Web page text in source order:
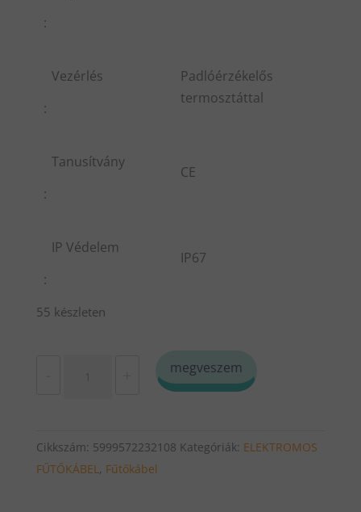
:
Vezérlés
:
Padlóérzékelős
termosztáttal
Tanusítvány
:
CE
IP Védelem
:
IP67
55 készleten
2800Watt
mennyiség
megveszem
Cikkszám: 5999572232108 Kategóriák: ELEKTROMOS
FŰTŐKÁBEL , Fűtőkábel